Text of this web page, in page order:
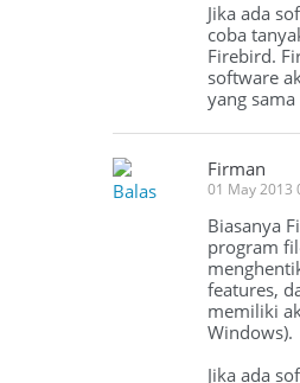
Jika ada
coba
Firebird.
software
yang
Balas
Firman
01 May 2013
Biasanya
program
features,
memiliki
Windows).
Jika ada